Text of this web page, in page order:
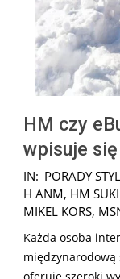
HM czy
wpisuje
2024-
12-
31
IN: PORADY
H ANM, HM
MIKEL KORS,
Każda osoba
międzynarodową